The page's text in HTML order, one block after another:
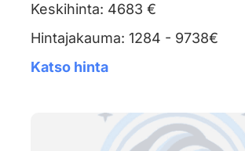
Keskihinta: 4683 €
Hintajakauma: 1284 - 9738€
Katso hinta